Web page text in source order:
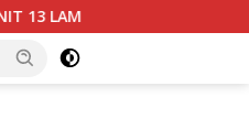
UTARA GELAR RAPAT